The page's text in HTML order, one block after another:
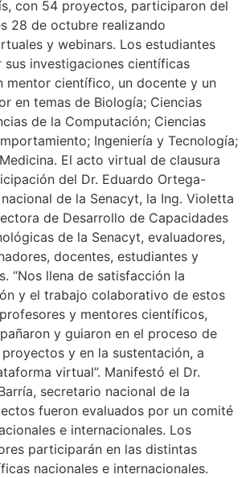
con 54 proyectos, participaron del
28 de octubre realizando
y webinars. Los estudiantes
sus investigaciones científicas
mentor científico, un docente y un
en temas de Biología; Ciencias
de la Computación; Ciencias
Ingeniería y Tecnología;
El acto virtual de clausura
del Dr. Eduardo Ortega-
de la Senacyt, la Ing. Violetta
de Desarrollo de Capacidades
de la Senacyt, evaluadores,
docentes, estudiantes y
“Nos llena de satisfacción la
y el trabajo colaborativo de estos
y mentores científicos,
y guiaron en el proceso de
y en la sustentación, a
virtual”. Manifestó el Dr.
secretario nacional de la
fueron evaluados por un comité
e internacionales. Los
participarán en las distintas
nacionales e internacionales.